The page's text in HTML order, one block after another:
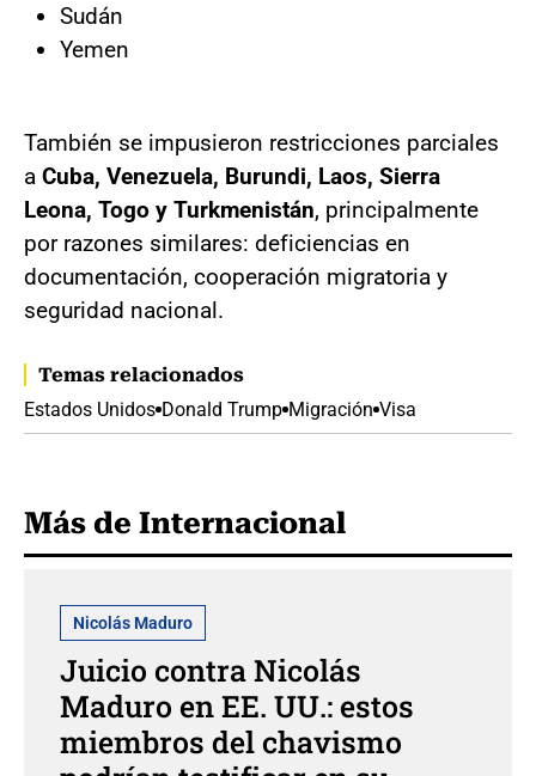
Sudán
Yemen
También se impusieron restricciones parciales
a Cuba, Venezuela, Burundi, Laos, Sierra
Leona, Togo y Turkmenistán, principalmente
por razones similares: deficiencias en
documentación, cooperación migratoria y
seguridad nacional.
Temas relacionados
Estados Unidos Donald Trump Migración Visa
Más de Internacional
Nicolás Maduro
Juicio contra Nicolás
Maduro en EE. UU.: estos
miembros del chavismo